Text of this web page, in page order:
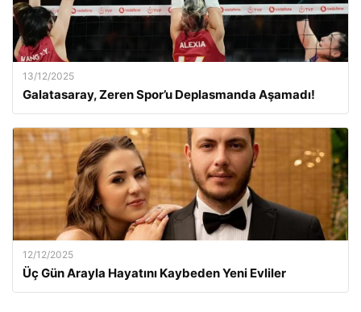
13/12/2025
Galatasaray, Zeren Spor’u Deplasmanda Aşamadı!
12/12/2025
Üç Gün Arayla Hayatını Kaybeden Yeni Evliler